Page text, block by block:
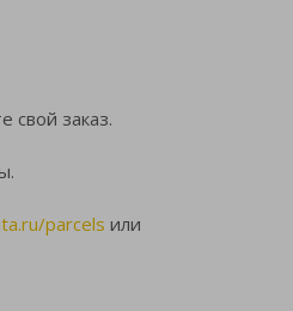
свой заказ.
parcels или